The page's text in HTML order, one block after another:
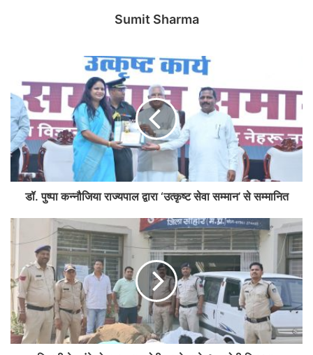
Sumit Sharma
डॉ. पुष्पा कन्नौजिया राज्यपाल द्वारा ‘उत्कृष्ट सेवा सम्मान’ से सम्मानित